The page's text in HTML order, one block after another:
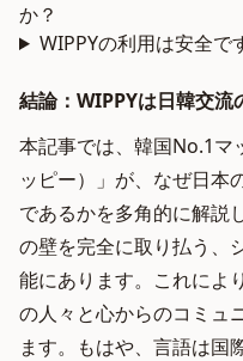
か？
WIPPYの利用は安全で
結論：WIPPYは日韓交流
本記事では、韓国No.1マ
ッピー）」が、なぜ日本
であるかを多角的に解説
の壁を完全に取り払う、
能にあります。これによ
の人々と心からのコミュ
ます。もはや、言語は国